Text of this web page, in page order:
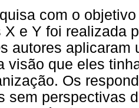
com o
X e Y foi realizada
autores
visão que eles
Os
sem perspectivas